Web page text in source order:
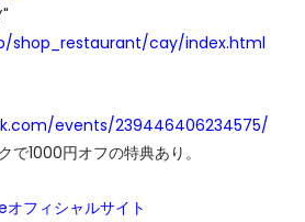
shop_restaurant/cay/index.html
events/239446406234575/
1000円オフの特典あり。
フィシャルサイト